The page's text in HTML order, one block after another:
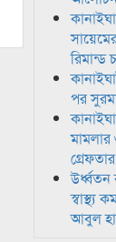
রিমান্ড
পর
গ্রেফতার
উর্ধ্বতন
স্বাস্থ্য
আবুল